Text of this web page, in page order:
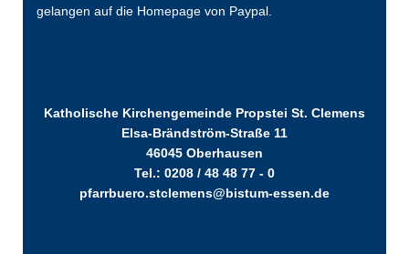
gelangen auf die Homepage von Paypal.
Katholische Kirchengemeinde Propstei St. Clemens
Elsa-Brändström-Straße 11
46045 Oberhausen
Tel.: 0208 / 48 48 77 - 0
pfarrbuero.stclemens@bistum-essen.de